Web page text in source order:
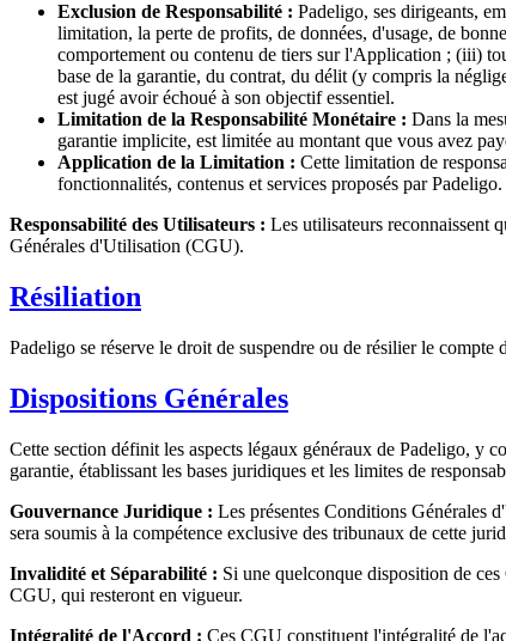
Exclusion de Responsabilité : Padeligo, ses dirigeants,
limitation, la perte de profits, de données, d'usage, de
comportement ou contenu de tiers sur l'Application ; (iii)
base de la garantie, du contrat, du délit (y compris la
est jugé avoir échoué à son objectif essentiel.
Limitation de la Responsabilité Monétaire : Dans la
garantie implicite, est limitée au montant que vous avez
Application de la Limitation : Cette limitation de
fonctionnalités, contenus et services proposés par Padeligo.
Responsabilité des Utilisateurs : Les utilisateurs reconnaissent
Générales d'Utilisation (CGU).
Résiliation
Padeligo se réserve le droit de suspendre ou de résilier le
Dispositions Générales
Cette section définit les aspects légaux généraux de Padeligo, y
garantie, établissant les bases juridiques et les limites de
Gouvernance Juridique : Les présentes Conditions Générales
sera soumis à la compétence exclusive des tribunaux de cette
Invalidité et Séparabilité : Si une quelconque disposition de
CGU, qui resteront en vigueur.
Intégralité de l'Accord : Ces CGU constituent l'intégralité de